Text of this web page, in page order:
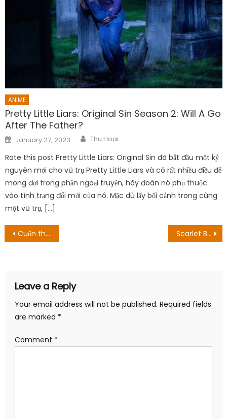
ANIME
Pretty Little Liars: Original Sin Season 2: Will A Go
After The Father?
Posted
on
January 27, 2023 Author
Thu Hoai
Rate this post Pretty Little Liars: Original Sin đã bắt đầu một kỷ
nguyên mới cho vũ trụ Pretty Little Liars và có rất nhiều điều để
mong đợi trong phần ngoại truyện, hãy đoán nó phụ thuộc
vào tình trạng đổi mới của nó. Mặc dù lấy bối cảnh trong cùng
một vũ trụ, […]
Post
Cuốn theo chiều gió có được quay bằng màu không? Scarlet Bond sẽ được phát triển trên toàn cầu
Leave a Reply
Your email address will not be published. Required fields
are marked *
Comment *